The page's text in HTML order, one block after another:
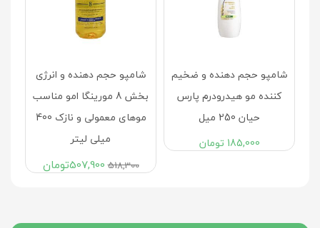
شامپو حجم دهنده و ضخیم
کننده مو هیدرودرم پارس
حیان 250 میل
185,000 تومان
شامپو حجم دهنده و انرژی
بخش 8 مورینگا امو مناسب
موهای معمولی و نازک 400
میلی لیتر
518,300
507,900تومان